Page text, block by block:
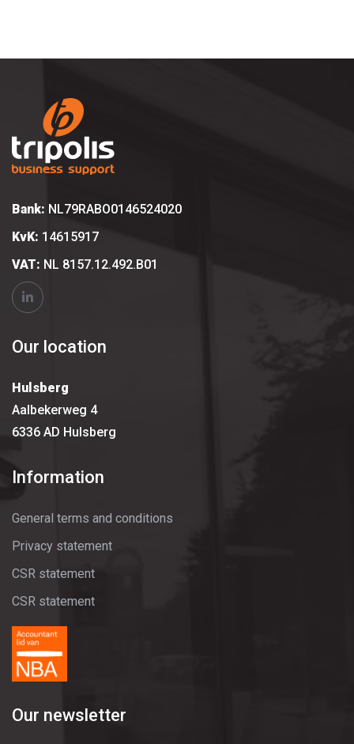
Bank: NL79RABO0146524020
KvK: 14615917
VAT: NL 8157.12.492.B01
Our location
Hulsberg
Aalbekerweg 4
6336 AD Hulsberg
Information
General terms and conditions
Privacy statement
CSR statement
CSR statement
Our newsletter